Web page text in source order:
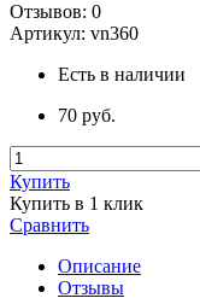
Отзывов: 0
Артикул: vn360
Есть в наличии
70 руб.
Купить
Купить в 1 клик
Сравнить
Описание
Отзывы